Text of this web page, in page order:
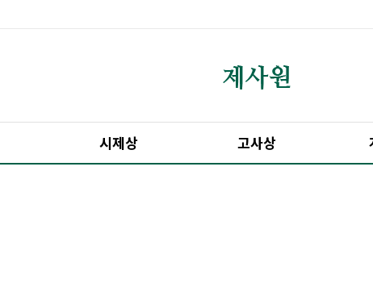
시제상 고사상